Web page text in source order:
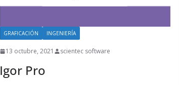
GRAFICACIÓN INGENIERÍA
13 octubre, 2021 scientec software
Igor Pro